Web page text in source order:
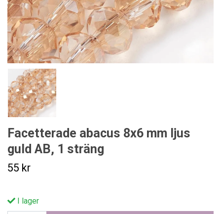
Facetterade abacus 8x6 mm ljus
guld AB, 1 sträng
55 kr
I lager